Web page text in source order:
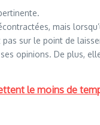
mais
sur le point de
opinions. De plus,
le moins de